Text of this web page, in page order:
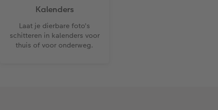
Kalenders
Laat je dierbare foto's
schitteren in kalenders voor
thuis of voor onderweg.